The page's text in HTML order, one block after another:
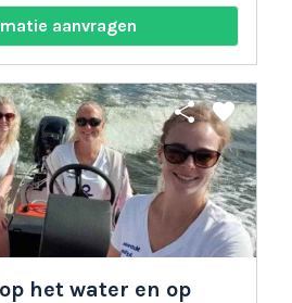
aanvragen
share favorite
het water en op